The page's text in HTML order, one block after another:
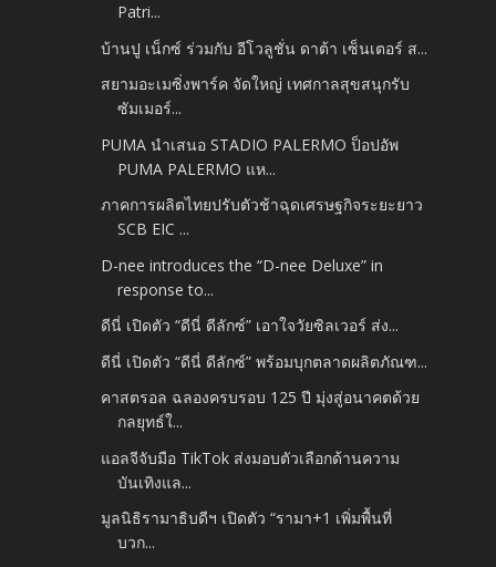
Patri...
บ้านปู เน็กซ์ ร่วมกับ อีโวลูชั่น ดาต้า เซ็นเตอร์ ส...
สยามอะเมซิ่งพาร์ค จัดใหญ่ เทศกาลสุขสนุกรับ
ซัมเมอร์...
PUMA นำเสนอ STADIO PALERMO ป็อปอัพ
PUMA PALERMO แห...
ภาคการผลิตไทยปรับตัวช้าฉุดเศรษฐกิจระยะยาว
SCB EIC ...
D-nee introduces the “D-nee Deluxe” in
response to...
ดีนี่ เปิดตัว “ดีนี่ ดีลักซ์” เอาใจวัยซิลเวอร์ ส่ง...
ดีนี่ เปิดตัว “ดีนี่ ดีลักซ์” พร้อมบุกตลาดผลิตภัณฑ...
คาสตรอล ฉลองครบรอบ 125 ปี มุ่งสู่อนาคตด้วย
กลยุทธ์ใ...
แอลจีจับมือ TikTok ส่งมอบตัวเลือกด้านความ
บันเทิงแล...
มูลนิธิรามาธิบดีฯ เปิดตัว “รามา+1 เพิ่มพื้นที่
บวก...